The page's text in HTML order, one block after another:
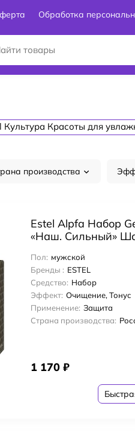
Обработка
Культура Красоты для
производства
Estel Alpfa Набор
«Наш. Сильный»
дезодорант-спрей
100 мл
Пол: мужской
Бренды : ESTEL
Средство: Набор
Эффект: Очищение, Тонус
Применение: Защита
Страна производства:
1 170 ₽